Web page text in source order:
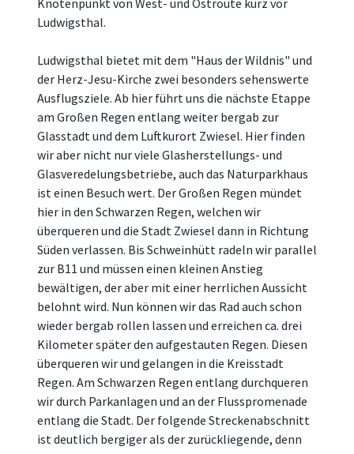
Knotenpunkt von West- und Ostroute kurz vor
Ludwigsthal.
Ludwigsthal bietet mit dem "Haus der Wildnis" und
der Herz-Jesu-Kirche zwei besonders sehenswerte
Ausflugsziele. Ab hier führt uns die nächste Etappe
am Großen Regen entlang weiter bergab zur
Glasstadt und dem Luftkurort Zwiesel. Hier finden
wir aber nicht nur viele Glasherstellungs- und
Glasveredelungsbetriebe, auch das Naturparkhaus
ist einen Besuch wert. Der Großen Regen mündet
hier in den Schwarzen Regen, welchen wir
überqueren und die Stadt Zwiesel dann in Richtung
Süden verlassen. Bis Schweinhütt radeln wir parallel
zur B11 und müssen einen kleinen Anstieg
bewältigen, der aber mit einer herrlichen Aussicht
belohnt wird. Nun können wir das Rad auch schon
wieder bergab rollen lassen und erreichen ca. drei
Kilometer später den aufgestauten Regen. Diesen
überqueren wir und gelangen in die Kreisstadt
Regen. Am Schwarzen Regen entlang durchqueren
wir durch Parkanlagen und an der Flusspromenade
entlang die Stadt. Der folgende Streckenabschnitt
ist deutlich bergiger als der zurückliegende, denn